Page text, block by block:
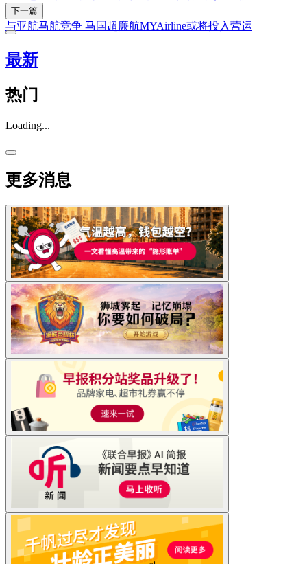
下一篇
与亚航马航竞争 马国超廉航MYAirline或将投入营运
最新
热门
Loading...
更多消息